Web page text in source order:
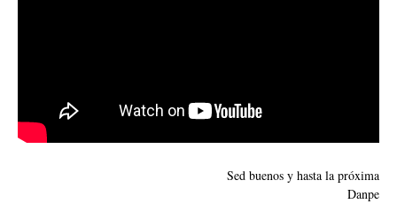
Sed buenos y hasta la próxima
Danpe